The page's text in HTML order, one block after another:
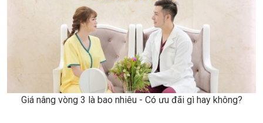
Giá nâng vòng 3 là bao nhiêu - Có ưu đãi gì hay không?